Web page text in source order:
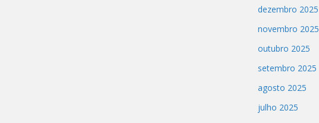
dezembro 2025
novembro 2025
outubro 2025
setembro 2025
agosto 2025
julho 2025